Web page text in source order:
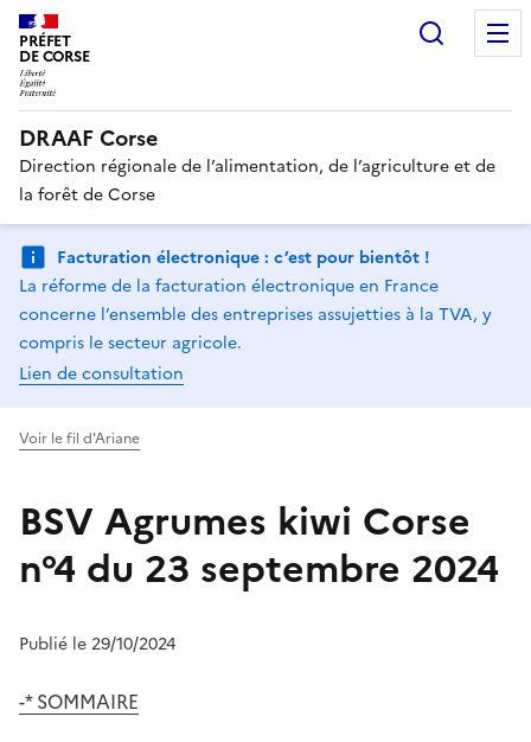
PRÉFET
DE CORSE
DRAAF Corse
Direction régionale de l’alimentation, de l’agriculture et de
la forêt de Corse
Facturation électronique : c’est pour bientôt !
La réforme de la facturation électronique en France
concerne l’ensemble des entreprises assujetties à la TVA, y
compris le secteur agricole.
Lien de consultation
Voir le fil d'Ariane
BSV Agrumes kiwi Corse
n°4 du 23 septembre 2024
Publié le 29/10/2024
-* SOMMAIRE